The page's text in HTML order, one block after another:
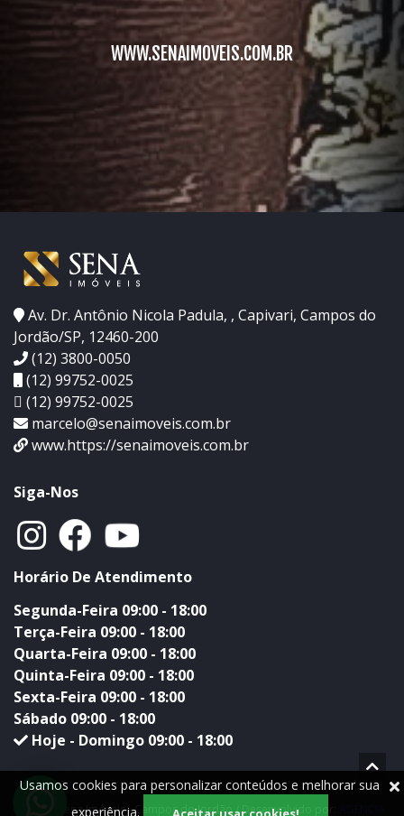
WWW.SENAIMOVEIS.COM.BR
Av. Dr. Antônio Nicola Padula, , Capivari, Campos do
Jordão/SP, 12460-200
(12) 3800-0050
(12) 99752-0025
(12) 99752-0025
marcelo@senaimoveis.com.br
www.https://senaimoveis.com.br
Siga-Nos
Horário De Atendimento
Segunda-Feira 09:00 - 18:00
Terça-Feira 09:00 - 18:00
Quarta-Feira 09:00 - 18:00
Quinta-Feira 09:00 - 18:00
Sexta-Feira 09:00 - 18:00
Sábado 09:00 - 18:00
Hoje - Domingo 09:00 - 18:00
© 2020 Sena Imóveis - Campos do Jordão / Desenvolvido por:
Usamos cookies para personalizar conteúdos e melhorar sua
experiência.